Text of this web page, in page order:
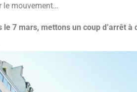
le mouvement…
le 7 mars, mettons un coup d’arrêt